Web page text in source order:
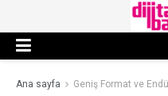
Ana sayfa Geniş Format ve